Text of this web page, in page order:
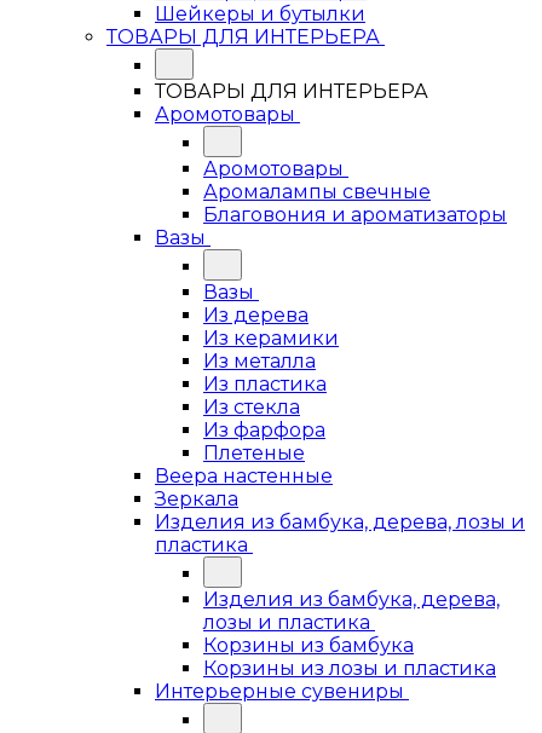
Шейкеры и бутылки
ТОВАРЫ ДЛЯ ИНТЕРЬЕРА
ТОВАРЫ ДЛЯ ИНТЕРЬЕРА
Аромотовары
Аромотовары
Аромалампы свечные
Благовония и ароматизаторы
Вазы
Вазы
Из дерева
Из керамики
Из металла
Из пластика
Из стекла
Из фарфора
Плетеные
Веера настенные
Зеркала
Изделия из бамбука, дерева, лозы и
пластика
Изделия из бамбука, дерева,
лозы и пластика
Корзины из бамбука
Корзины из лозы и пластика
Интерьерные сувениры